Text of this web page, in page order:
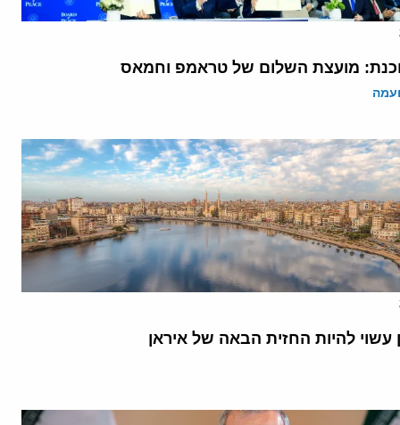
מועצת השלום של טראמפ וחמאס
עשוי להיות החזית הבאה של איראן